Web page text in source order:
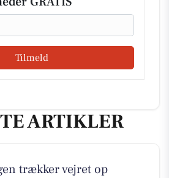
Tilmeld
ARTIKLER
trækker vejret op